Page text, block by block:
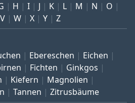
H I J K L M N
O
V W X Y Z
Ebereschen
Eichen
Fichten
Ginkgos
Kiefern
Magnolien
Tannen Zitrusbäume